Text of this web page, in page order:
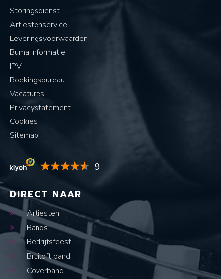
Storingsdienst
Artiestenservice
Leveringsvoorwaarden
Buma informatie
IPV
Boekingsbureau
Vacatures
Privacystatement
Cookies
Sitemap
9
DIRECT NAAR
Artiesten
Bands
Bedrijfsfeest
Bruiloft band
Coverband